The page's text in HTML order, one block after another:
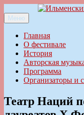
к
содержимому
Ильменский фестиваль
Меню
Главная
О фестивале
История
Авторская
Программа
Организаторы и
Театр Наций